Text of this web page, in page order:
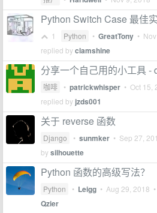
Python Switch Case 最佳
1 Python • GreatTony •
replied byclamshine
分享一个自己用的小工具 -
咖啡 • patrickwhisper • Oct 15,
replied by jzds001
关于 reverse 函数
Django • sunmker • Sep 27,
bysilhouette
Python 函数的高级写法？
Python • Leigg • Aug 29, 2018
Qzier